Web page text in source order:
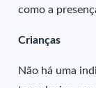
como a
Crianças
Não há uma